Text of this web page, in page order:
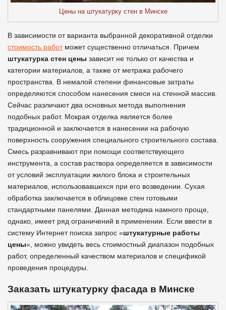
Цены на штукатурку стен в Минске
В зависимости от варианта выбранной декоративной отделки
стоимость работможет существенно отличаться. Причем
штукатурка стен цены зависит не только от качества и
категории материалов, а также от метража рабочего
пространства. В немалой степени финансовые затраты
определяются способом нанесения смеси на стенной массив.
Сейчас различают два основных метода выполнения
подобных работ. Мокрая отделка является более
традиционной и заключается в нанесении на рабочую
поверхность сооружения специального строительного состава.
Смесь разравнивают при помощи соответствующего
инструмента, а состав раствора определяется в зависимости
от условий эксплуатации жилого блока и строительных
материалов, использовавшихся при его возведении. Сухая
обработка заключается в облицовке стен готовыми
стандартными панелями. Данная методика намного проще,
однако, имеет ряд ограничений в применении. Если ввести в
систему Интернет поиска запрос «штукатурные работы
цены«, можно увидеть весь стоимостный диапазон подобных
работ, определенный качеством материалов и спецификой
проведения процедуры.
Заказать штукатурку фасада в Минске